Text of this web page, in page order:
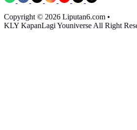
Copyright © 2026 Liputan6.com •
KLY KapanLagi Youniverse All Right